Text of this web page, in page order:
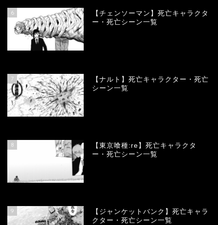
6
【チェンソーマン】死亡キャラクタ
ー・死亡シーン一覧
7
【ナルト】死亡キャラクター・死亡
シーン一覧
8
【東京喰種:re】死亡キャラクタ
ー・死亡シーン一覧
9
【ジャンケットバンク】死亡キャラ
クター・死亡シーン一覧